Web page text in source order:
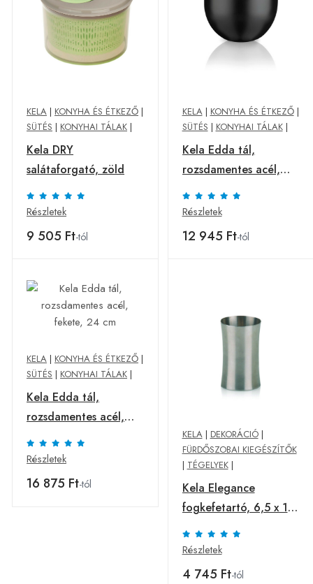
KELA | KONYHA ÉS ÉTKEZŐ |
SÜTÉS | KONYHAI TÁLAK |
Kela DRY
salátaforgató, zöld
Részletek
9 505 Ft-tól
KELA| KONYHA ÉS ÉTKEZŐ|
SÜTÉS | KONYHAI TÁLAK|
Kela Edda tál,
rozsdamentes acél,
fekete, 20 cm
Részletek
12 945 Ft-tól
KELA | KONYHA ÉS ÉTKEZŐ |
SÜTÉS | KONYHAI TÁLAK |
Kela Edda tál,
rozsdamentes acél,
fekete, 24 cm
Részletek
16 875 Ft-tól
KELA| DEKORÁCIÓ|
FÜRDŐSZOBAI KIEGÉSZÍTŐK
| TÉGELYEK|
Kela Elegance
fogkefetartó, 6,5 x 10
cm
Részletek
4 745 Ft-tól